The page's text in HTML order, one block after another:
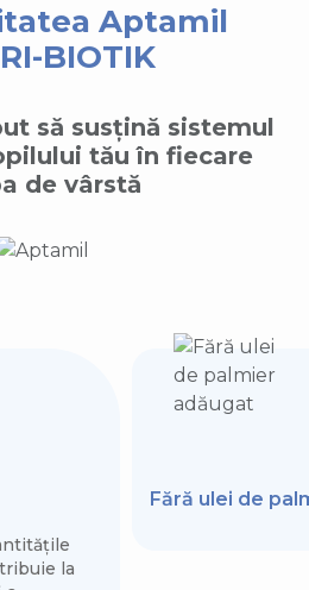
Aptamil
BIOTIK
să susțină sistemul
tău în fiecare
de vârstă
la
Fără ulei de